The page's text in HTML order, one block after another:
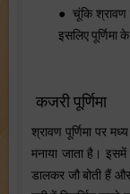
● चूंकि श्रावण
इसलिए पूर्णिमा
कजरी पूर्णिमा
श्रावण पूर्णिमा पर
मनाया जाता है।
डालकर जौ बोती हैं